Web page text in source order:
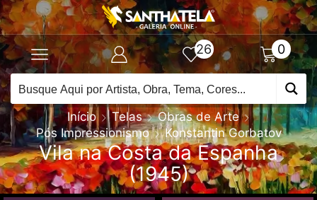
26 0
Início Telas
Obras de Arte
Pós Impressionismo
Konstantin Gorbatov
Vila na Costa da Espanha
(1945)